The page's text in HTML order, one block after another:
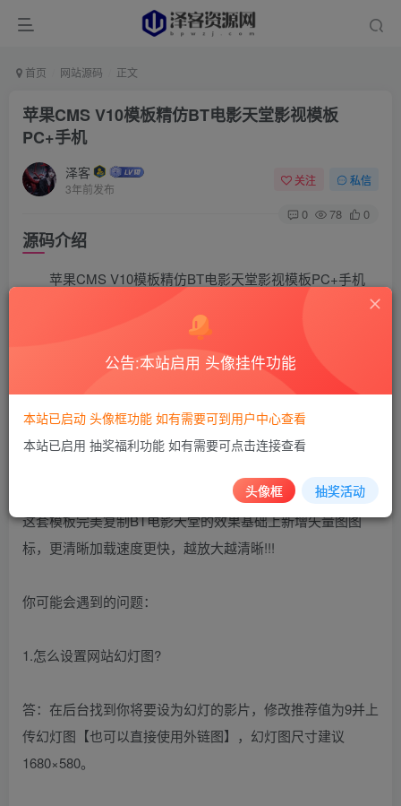
首页 网站源码 正文
苹果CMS V10模板精仿BT电影天堂影视模板
PC+手机
泽客
3年前发布
关注 私信
0 78 0
源码介绍
苹果CMS V10模板精仿BT电影天堂影视模板PC+手机
模板支持简体和繁体字体切换
支持影视专题、影片评论、留言本、迅雷下载插件、用户中
这套模板完美复制BT电影天堂的效果基础上新增矢量图图
标，更清晰加载速度更快，越放大越清晰!!!
你可能会遇到的问题：
1.怎么设置网站幻灯图?
答：在后台找到你将要设为幻灯的影片，修改推荐值为9并上
传幻灯图【也可以直接使用外链图】，幻灯图尺寸建议
1680×580。
公告:本站启用 头像挂件功能
本站已启动 头像框功能 如有需要可到用户中心查看
本站已启用 抽奖福利功能 如有需要可点击连接查看
头像框 抽奖活动